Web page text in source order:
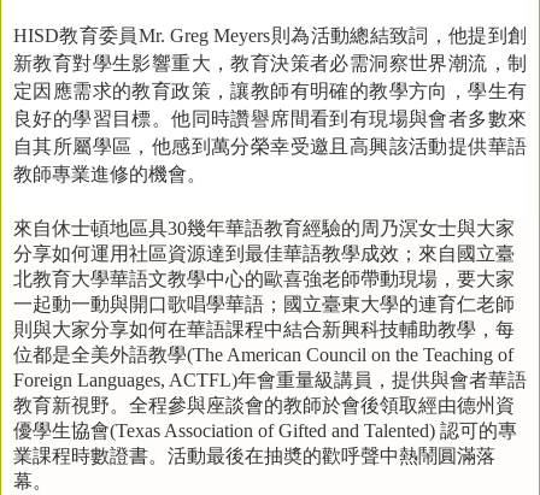
HISD教育委員Mr. Greg Meyers則為活動總結致詞，他提到創
新教育對學生影響重大，教育決策者必需洞察世界潮流，制
定因應需求的教育政策，讓教師有明確的教學方向，學生有
良好的學習目標。他同時讚譽席間看到有現場與會者多數來
自其所屬學區，他感到萬分榮幸受邀且高興該活動提供華語
教師專業進修的機會。
來自休士頓地區具30幾年華語教育經驗的周乃溟女士與大家
分享如何運用社區資源達到最佳華語教學成效；來自國立臺
北教育大學華語文教學中心的歐喜強老師帶動現場，要大家
一起動一動與開口歌唱學華語；國立臺東大學的連育仁老師
則與大家分享如何在華語課程中結合新興科技輔助教學，每
位都是全美外語教學(The American Council on the Teaching of
Foreign Languages, ACTFL)年會重量級講員，提供與會者華語
教育新視野。全程參與座談會的教師於會後領取經由德州資
優學生協會(Texas Association of Gifted and Talented) 認可的專
業課程時數證書。活動最後在抽奬的歡呼聲中熱鬧圓滿落
幕。